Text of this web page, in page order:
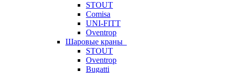
STOUT
Comisa
UNI-FITT
Oventrop
Шаровые краны
STOUT
Oventrop
Bugatti